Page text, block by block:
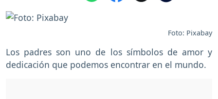
Foto: Pixabay
Los padres son uno de los símbolos de amor y
dedicación que podemos encontrar en el mundo.